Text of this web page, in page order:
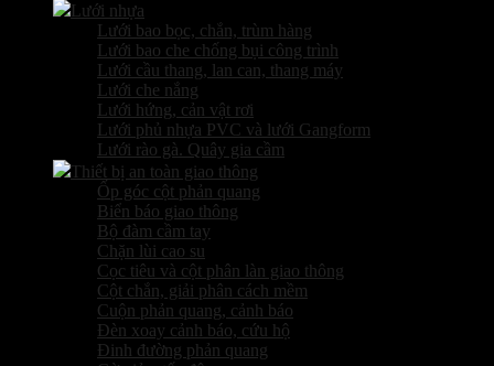
Lưới nhựa
Lưới bao bọc, chắn, trùm hàng
Lưới bao che chống bụi công trình
Lưới cầu thang, lan can, thang máy
Lưới che nắng
Lưới hứng, cản vật rơi
Lưới phủ nhựa PVC và lưới Gangform
Lưới rào gà. Quây gia cầm
Thiết bị an toàn giao thông
Ốp góc cột phản quang
Biển báo giao thông
Bộ đàm cầm tay
Chặn lùi cao su
Cọc tiêu và cột phân làn giao thông
Cột chắn, giải phân cách mềm
Cuộn phản quang, cảnh báo
Đèn xoay cảnh báo, cứu hộ
Đinh đường phản quang